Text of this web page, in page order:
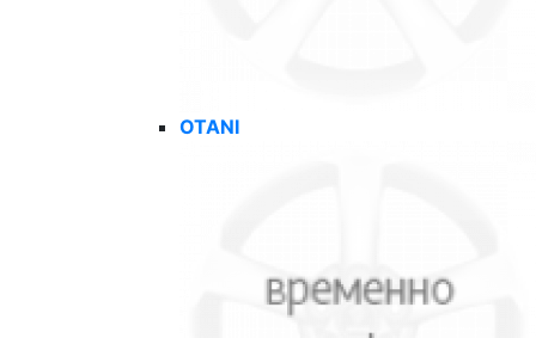
OTANI